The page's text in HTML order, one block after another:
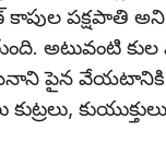
పక్షపాతి అని
అటువంటి
పైన వేయటానికి
కుయుక్తులు